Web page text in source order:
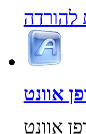
להורדה